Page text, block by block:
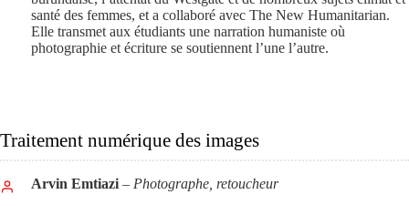
santé des femmes, et a collaboré avec The New Humanitarian.
Elle transmet aux étudiants une narration humaniste où
photographie et écriture se soutiennent l’une l’autre.
Traitement numérique des images
Arvin Emtiazi – Photographe, retoucheur